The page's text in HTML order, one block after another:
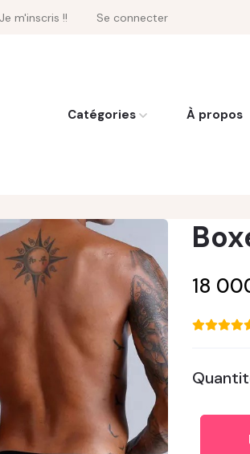
Je m'inscris !! Se connecter
Catégories À propos
18